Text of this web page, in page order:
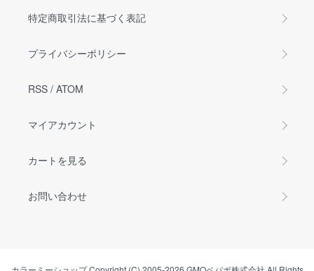
特定商取引法に基づく表記
プライバシーポリシー
RSS / ATOM
マイアカウント
カートを見る
お問い合わせ